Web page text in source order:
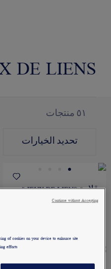
DE LIENS
تحديد الخيارات
٥١ منتجات
قلادة JEUX DE LIENS "جو
دو ليان"
of cookies on your device to enhance site
efforts.
Continue without Accepting